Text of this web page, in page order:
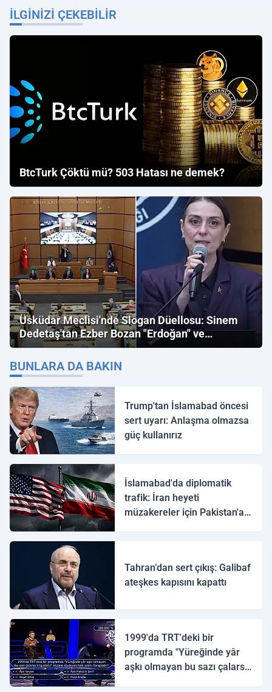
İLGINIZI ÇEKEBILIR
BtcTurk Çöktü mü? 503 Hatası ne demek?
Üsküdar Meclisi'nde Slogan Düellosu: Sinem
Dedetaş'tan Ezber Bozan "Erdoğan" ve
"İmamoğlu" Çıkışı!
BUNLARA DA BAKIN
Trump'tan İslamabad öncesi
sert uyarı: Anlaşma olmazsa
güç kullanırız
İslamabad'da diplomatik
trafik: İran heyeti
müzakereler için Pakistan'a
Tahran’dan sert çıkış: Galibaf
ateşkes kapısını kapattı
1999'da TRT'deki bir
programda "Yüreğinde yâr
aşkı olmayan bu sazı çalarsa